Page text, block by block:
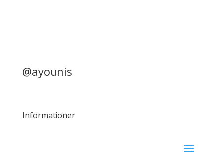
@ayounis
Informationer